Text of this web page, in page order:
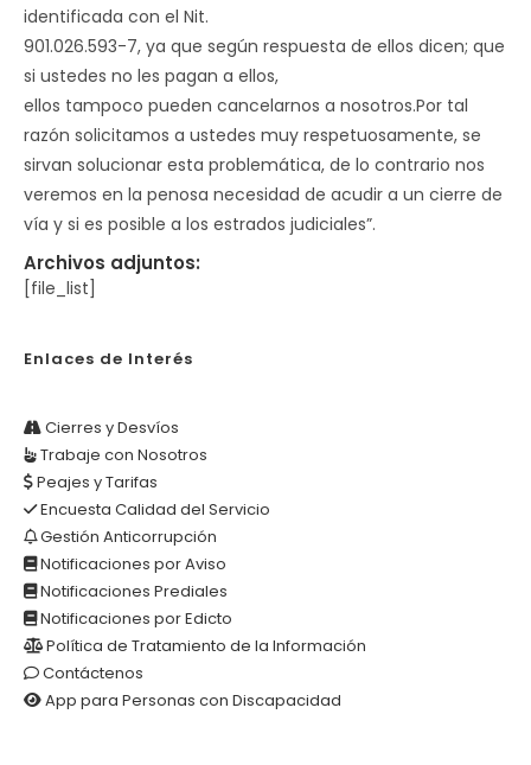
identificada con el Nit.
901.026.593-7, ya que según respuesta de ellos dicen; que
si ustedes no les pagan a ellos,
ellos tampoco pueden cancelarnos a nosotros.Por tal
razón solicitamos a ustedes muy respetuosamente, se
sirvan solucionar esta problemática, de lo contrario nos
veremos en la penosa necesidad de acudir a un cierre de
vía y si es posible a los estrados judiciales”.
Archivos adjuntos:
[file_list]
Enlaces de Interés
Cierres y Desvíos
Trabaje con Nosotros
Peajes y Tarifas
Encuesta Calidad del Servicio
Gestión Anticorrupción
Notificaciones por Aviso
Notificaciones Prediales
Notificaciones por Edicto
Política de Tratamiento de la Información
Contáctenos
App para Personas con Discapacidad